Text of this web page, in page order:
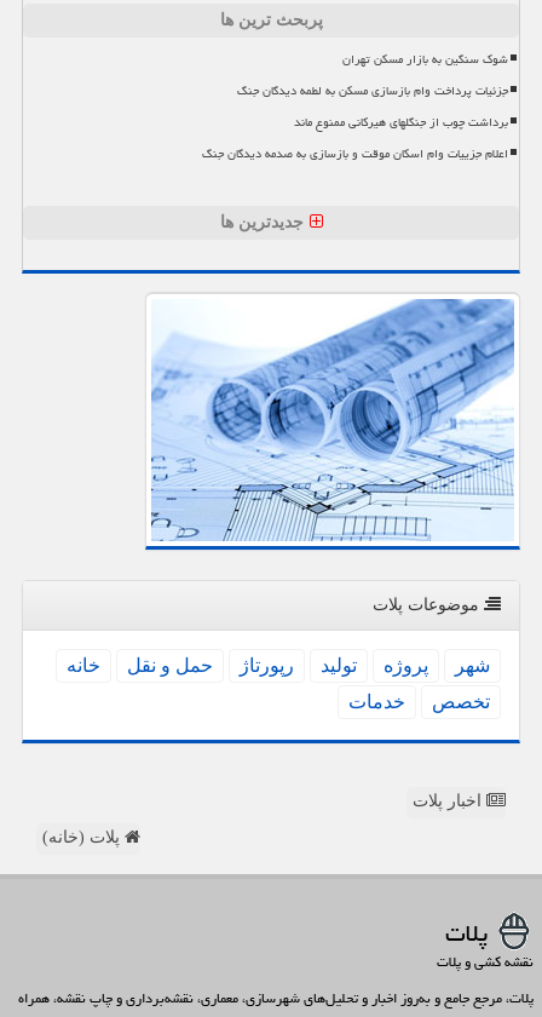
پربحث ترین ها
شوک سنگین به بازار مسکن تهران
جزئیات پرداخت وام بازسازی مسکن به لطمه دیدگان جنگ
برداشت چوب از جنگلهای هیرکانی ممنوع ماند
اعلام جزییات وام اسکان موقت و بازسازی به صدمه دیدگان جنگ
جدیدترین ها
موضوعات پلات
شهر پروژه تولید رپورتاژ حمل و نقل
خانه
تخصص
خدمات
اخبار پلات
پلات (خانه)
پلات
نقشه کشی و پلات
پلات، مرجع جامع و به‌روز اخبار و تحلیل‌های شهرسازی، معماری، نقشه‌برداری و چاپ نقشه، همراه